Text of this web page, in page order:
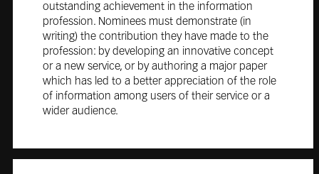
outstanding achievement in the information
profession. Nominees must demonstrate (in
writing) the contribution they have made to the
profession: by developing an innovative concept
or a new service, or by authoring a major paper
which has led to a better appreciation of the role
of information among users of their service or a
wider audience.